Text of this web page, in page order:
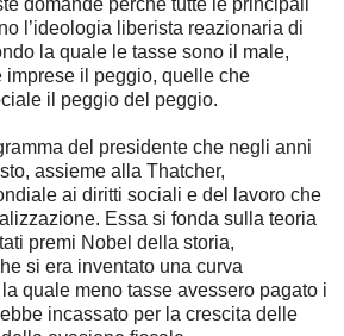
domande perché tutte le principali
l’ideologia liberista reazionaria di
la quale le tasse sono il male,
imprese il peggio, quelle che
il peggio del peggio.
del presidente che negli anni
assieme alla Thatcher,
ai diritti sociali e del lavoro che
Essa si fonda sulla teoria
premi Nobel della storia,
si era inventato una curva
quale meno tasse avessero pagato i
incassato per la crescita delle